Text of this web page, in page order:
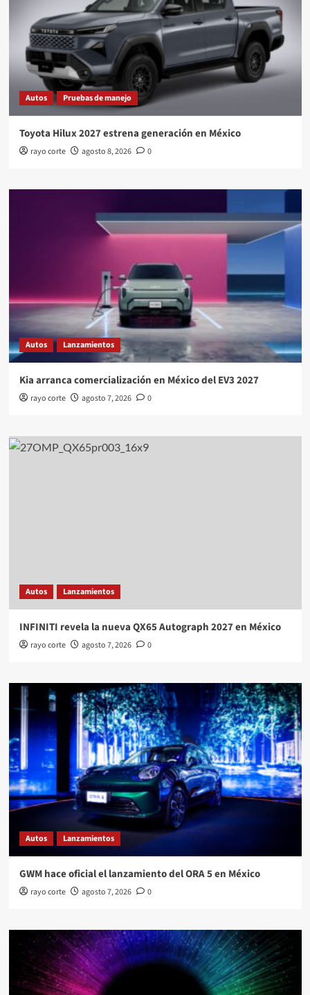
Autos Pruebas de manejo
Toyota Hilux 2027 estrena generación en México
rayo corte agosto 8, 2026 0
Autos Lanzamientos
Kia arranca comercialización en México del EV3 2027
rayo corte agosto 7, 2026 0
Autos Lanzamientos
INFINITI revela la nueva QX65 Autograph 2027 en México
rayo corte agosto 7, 2026 0
Autos Lanzamientos
GWM hace oficial el lanzamiento del ORA 5 en México
rayo corte agosto 7, 2026 0